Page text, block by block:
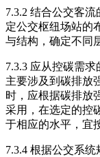
7.3.2 结合公交客
定公交枢纽场站的
与结构，确定不同
7.3.3 应从控碳需
主要涉及到碳排放
时，应根据碳排放
采用，在选定的控
于相应的水平，宜
7.3.4 根据公交系